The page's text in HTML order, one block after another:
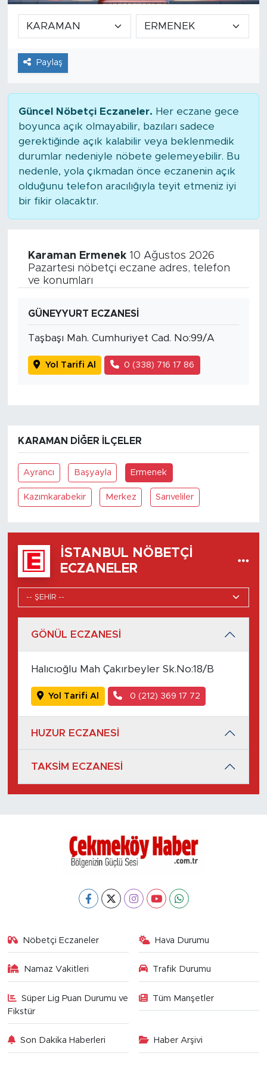
Paylaş
Güncel Nöbetçi Eczaneler. Her eczane gece
boyunca açık olmayabilir, bazıları sadece
gerektiğinde açık kalabilir veya beklenmedik
durumlar nedeniyle nöbete gelemeyebilir. Bu
nedenle, yola çıkmadan önce eczanenin açık
olduğunu telefon aracılığıyla teyit etmeniz iyi
bir fikir olacaktır.
Karaman Ermenek10 Ağustos 2026
Pazartesi nöbetçi eczane adres, telefon
ve konumları
GÜNEYYURT ECZANESİ
Taşbaşı Mah. Cumhuriyet Cad. No:99/A
Yol Tarifi Al 0 (338) 716 17 86
KARAMAN DIĞER İLÇELER
Ayrancı Başyayla Ermenek
Kazımkarabekir Merkez Sarıveliler
İSTANBUL NÖBETÇI
ECZANELER
GÖNÜL ECZANESİ
Halıcıoğlu Mah Çakırbeyler Sk.No:18/B
Yol Tarifi Al 0 (212) 369 17 72
HUZUR ECZANESİ
TAKSİM ECZANESİ
Nöbetçi Eczaneler Hava Durumu
Namaz Vakitleri Trafik Durumu
Süper Lig Puan Durumu ve
Fikstür
Tüm Manşetler
Son Dakika Haberleri Haber Arşivi